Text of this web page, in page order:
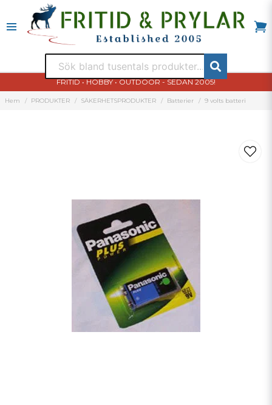
FRITID • HOBBY • OUTDOOR - SEDAN 2005!
Hem PRODUKTER SÄKERHETSPRODUKTER Batterier 9 volts batteri